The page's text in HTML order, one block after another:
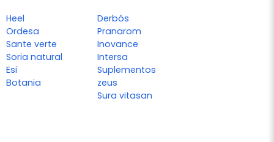
Heel
Ordesa
Sante verte
Soria natural
Esi
Botania
Derbós
Pranarom
Inovance
Intersa
Suplementos
zeus
Sura vitasan